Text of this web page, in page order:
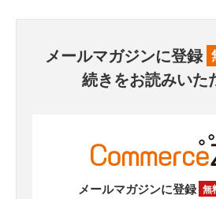
メールマガジンに登録
続きをお読みいた
メールマガジンに登録 無